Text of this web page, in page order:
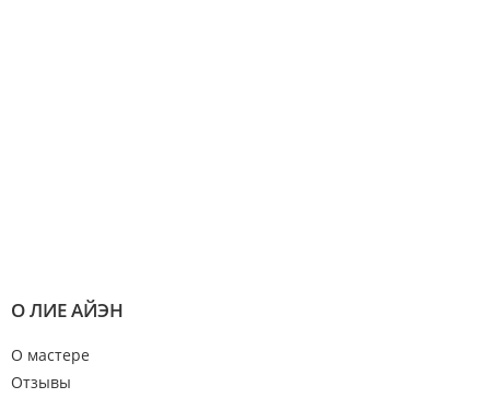
О ЛИЕ АЙЭН
О мастере
Отзывы